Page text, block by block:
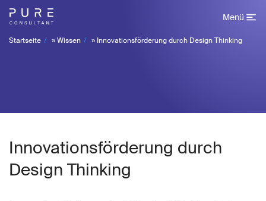
Menü
Startseite »Wissen » Innovationsförderung durch Design Thinking
Innovationsförderung durch
Design Thinking